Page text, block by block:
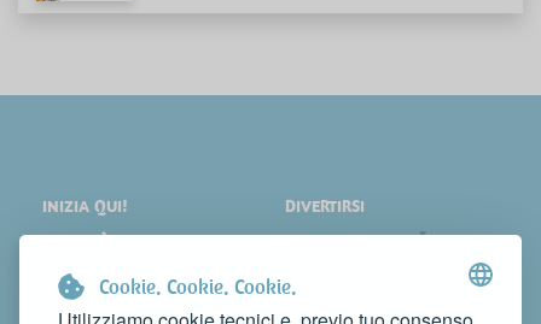
Cookie. Cookie. Cookie.
INIZIA QUI!
COSA VEDERE
DORMIRE
DIVERTIRSI
EVENTI
NEWS